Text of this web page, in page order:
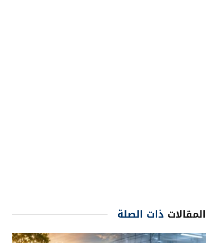
المقالات ذات الصلة